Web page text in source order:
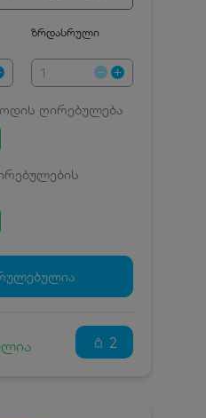
ზრდასრული
ღირებულება
15 ₾
0 ₾
190 ₾
2